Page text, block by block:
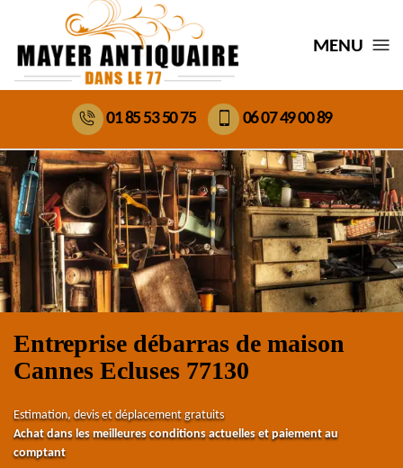
MENU
01 85 53 50 75 06 07 49 00 89
Entreprise débarras de maison
Cannes Ecluses 77130
Estimation, devis et déplacement gratuits
Achat dans les meilleures conditions actuelles et paiement au
comptant